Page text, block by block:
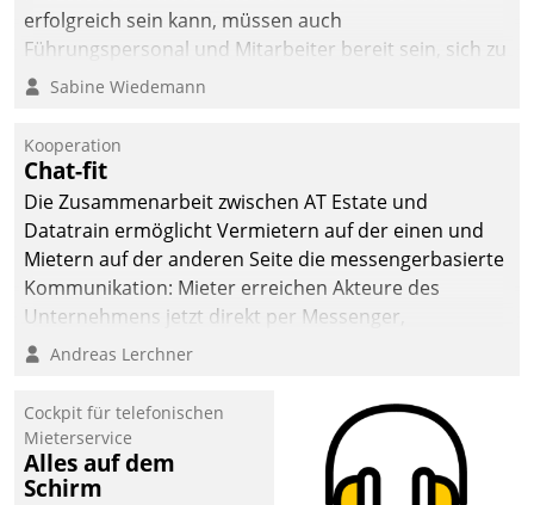
erfolgreich sein kann, müssen auch
Führungspersonal und Mitarbeiter bereit sein, sich zu
verändern und anzupassen, sonst werden sie an ihr
Sabine Wiedemann
Kooperation
Chat-fit
Die Zusammenarbeit zwischen AT Estate und
Datatrain ermöglicht Vermietern auf der einen und
Mietern auf der anderen Seite die messengerbasierte
Kommunikation: Mieter erreichen Akteure des
Unternehmens jetzt direkt per Messenger,
Mitarbeiter oder Dienstleister empfangen oder
Andreas Lerchner
Cockpit für telefonischen
Mieterservice
Alles auf dem
Schirm